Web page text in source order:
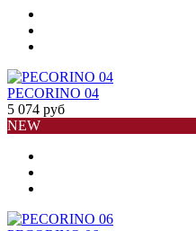
PECORINO 04
5 074 руб
NEW